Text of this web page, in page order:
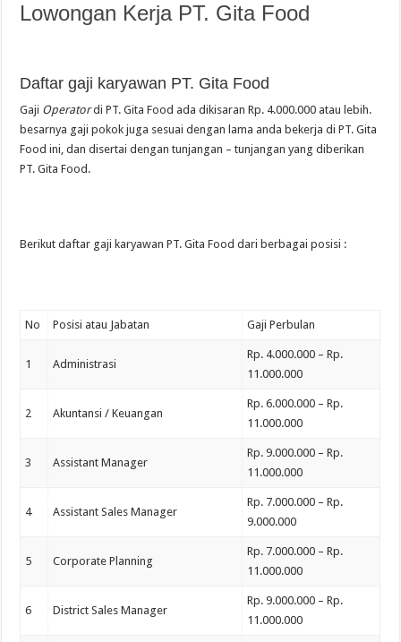
Lowongan Kerja PT. Gita Food
Daftar gaji karyawan PT. Gita Food
Gaji Operatordi PT. Gita Food ada dikisaran Rp. 4.000.000 atau lebih.
besarnya gaji pokok juga sesuai dengan lama anda bekerja di PT. Gita
Food ini, dan disertai dengan tunjangan – tunjangan yang diberikan
PT. Gita Food.
Berikut daftar gaji karyawan PT. Gita Food dari berbagai posisi :
No Posisi atau Jabatan Gaji Perbulan
1 Administrasi
Rp. 4.000.000 – Rp.
11.000.000
2 Akuntansi / Keuangan
Rp. 6.000.000 – Rp.
11.000.000
3 Assistant Manager
Rp. 9.000.000 – Rp.
11.000.000
4 Assistant Sales Manager
Rp. 7.000.000 – Rp.
9.000.000
5 Corporate Planning
Rp. 7.000.000 – Rp.
11.000.000
6 District Sales Manager
Rp. 9.000.000 – Rp.
11.000.000